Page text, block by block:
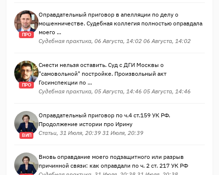
ПРО
Оправдательный приговор в апелляции по делу о
мошенничестве. Судебная коллегия полностью оправдала
моего ...
Судебная практика, 06 Августа, 14:02 06 Августа, 14:02
ПРО
Снести нельзя оставить. Суд с ДГИ Москвы о
"самовольной" постройке. Произвольный акт
Госинспекции по ...
Судебная практика, 05 Августа, 14:46 05 Августа, 14:46
ВИП
Оправдательный приговор по ч.4 ст.159 УК РФ.
Продолжение истории про Ирину
Статьи, 31 Июля, 20:39 31 Июля, 20:39
Вновь оправдание моего подзащитного или разрыв
причинной связи: как оправдали по ч. 2 ст. 217 УК РФ